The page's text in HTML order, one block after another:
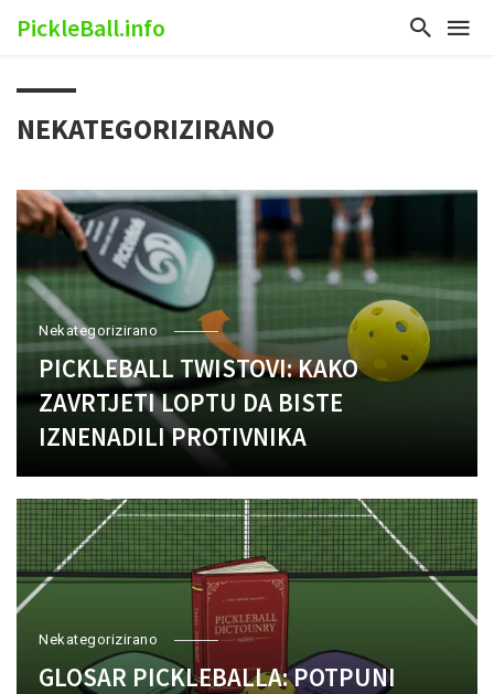
PickleBall.info
NEKATEGORIZIRANO
Nekategorizirano
PICKLEBALL TWISTOVI: KAKO
ZAVRTJETI LOPTU DA BISTE
IZNENADILI PROTIVNIKA
Nekategorizirano
GLOSAR PICKLEBALLA: POTPUNI